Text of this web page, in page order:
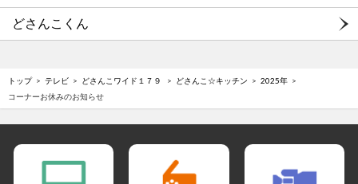
どさんこくん
トップ テレビ どさんこワイド１７９ どさんこ☆キッチン
2025年
コーナーお休みのお知らせ